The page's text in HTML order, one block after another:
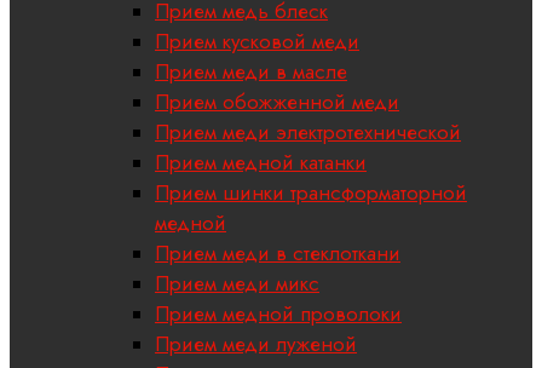
Прием медь блеск
Прием кусковой меди
Прием меди в масле
Прием обожженной меди
Прием меди электротехнической
Прием медной катанки
Прием шинки трансформаторной
медной
Прием меди в стеклоткани
Прием меди микс
Прием медной проволоки
Прием меди луженой